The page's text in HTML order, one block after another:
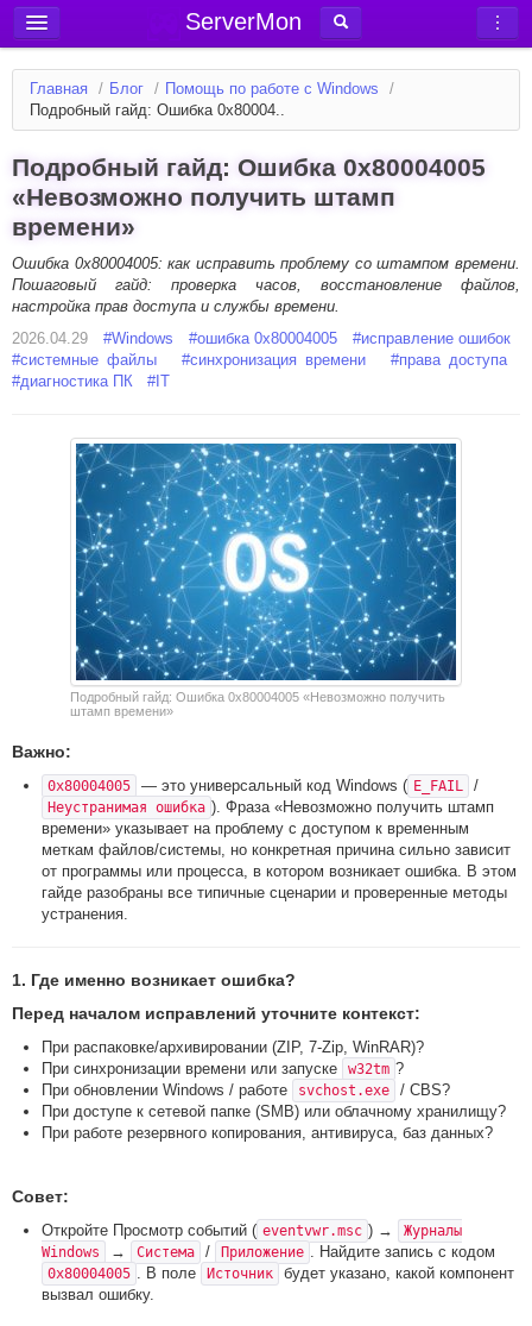
ServerMon
Добавить сервер
Мониторинг серверов
Блог
Статьи
Форум
Вход в аккаунт
Главная / Блог / Помощь по работе с Windows
/
Подробный гайд: Ошибка 0x80004..
Подробный гайд: Ошибка 0x80004005
«Невозможно получить штамп
времени»
Ошибка 0x80004005: как исправить проблему со штампом времени.
Пошаговый гайд: проверка часов, восстановление файлов,
настройка прав доступа и службы времени.
2026.04.29
#Windows #ошибка 0x80004005 #исправление ошибок
#системные файлы #синхронизация времени #права доступа
#диагностика ПК #IT
Подробный гайд: Ошибка 0x80004005 «Невозможно получить
штамп времени»
Важно:
0x80004005 — это универсальный код Windows ( E_FAIL /
Неустранимая ошибка ). Фраза «Невозможно получить штамп
времени» указывает на проблему с доступом к временным
меткам файлов/системы, но конкретная причина сильно зависит
от программы или процесса, в котором возникает ошибка. В этом
гайде разобраны все типичные сценарии и проверенные методы
устранения.
1. Где именно возникает ошибка?
Перед началом исправлений уточните контекст:
При распаковке/архивировании (ZIP, 7-Zip, WinRAR)?
При синхронизации времени или запуске
w32tm ?
При обновлении Windows / работе
svchost.exe
/ CBS?
При доступе к сетевой папке (SMB) или облачному хранилищу?
При работе резервного копирования, антивируса, баз данных?
Совет:
Откройте Просмотр событий ( eventvwr.msc ) →
Журналы
Windows
→ Система / Приложение . Найдите запись с кодом
0x80004005 . В поле Источник
будет указано, какой компонент
вызвал ошибку.